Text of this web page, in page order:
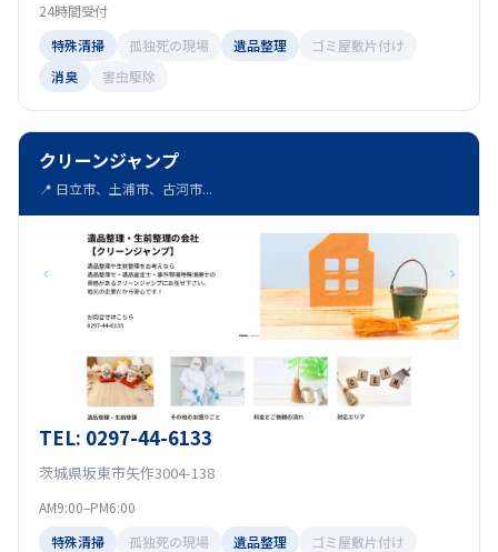
24時間受付
特殊清掃
孤独死の現場 遺品整理
ゴミ屋敷片付け
消臭
害虫駆除
クリーンジャンプ
📍 日立市、土浦市、古河市...
TEL: 0297-44-6133
茨城県坂東市矢作3004-138
AM9:00–PM6:00
特殊清掃
孤独死の現場 遺品整理
ゴミ屋敷片付け